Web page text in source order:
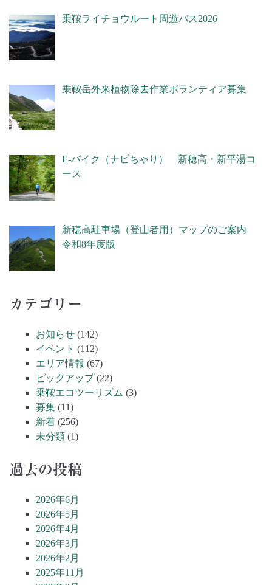
乗鞍ライチョウルート周遊バス2026
乗鞍岳外来植物除去作業ボランティア募集
E-バイク（ナビちゃり） 新穂高・新平湯コ
ース
新穂高駐車場（登山者用）マップのご案内
令和8年度版
カテゴリー
お知らせ (142)
イベント (112)
エリア情報 (67)
ピックアップ(22)
乗鞍エコツーリズム (3)
募集 (11)
新着 (256)
未分類 (1)
過去の投稿
2026年6月
2026年5月
2026年4月
2026年3月
2026年2月
2025年11月